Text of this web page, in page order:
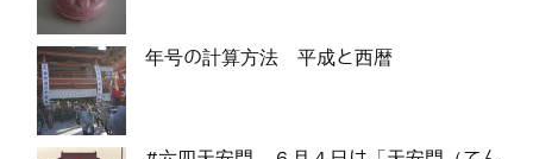
年号の計算方法 平成と西暦